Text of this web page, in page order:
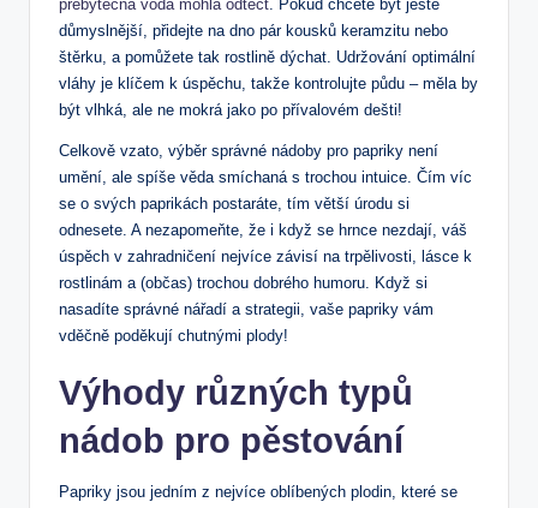
přebytečná voda mohla odtéct. Pokud chcete být ještě
důmyslnější, přidejte na dno pár kousků keramzitu nebo
štěrku, a pomůžete tak rostlině dýchat. Udržování optimální
vláhy je klíčem k úspěchu, takže kontrolujte půdu – měla by
být vlhká, ale ne mokrá jako po přívalovém dešti!
Celkově vzato, výběr správné nádoby pro papriky není
umění, ale spíše věda smíchaná s trochou intuice. Čím víc
se o svých paprikách postaráte, tím větší úrodu si
odnesete. A nezapomeňte, že i když se hrnce nezdají, váš
úspěch v zahradničení nejvíce závisí na trpělivosti, lásce k
rostlinám a (občas) trochou dobrého humoru. Když si
nasadíte správné nářadí a strategii, vaše papriky vám
vděčně poděkují chutnými plody!
Výhody různých typů
nádob pro pěstování
Papriky jsou jedním z nejvíce oblíbených plodin, které se